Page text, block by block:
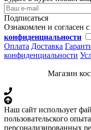
Подписаться
Ознакомлен и согласен с
конфиденциальности
Оплата Доставка
конфиденциальности
Магазин
Наш сайт использует
пользовательского
персонализированных